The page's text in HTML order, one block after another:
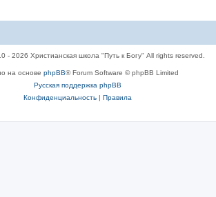
- 2026 Христианская школа "Путь к Богу" All rights reserved.
на основе phpBB® Forum Software © phpBB Limited
Русская поддержка phpBB
Конфиденциальность| Правила